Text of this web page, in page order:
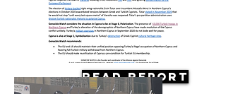
Read Report